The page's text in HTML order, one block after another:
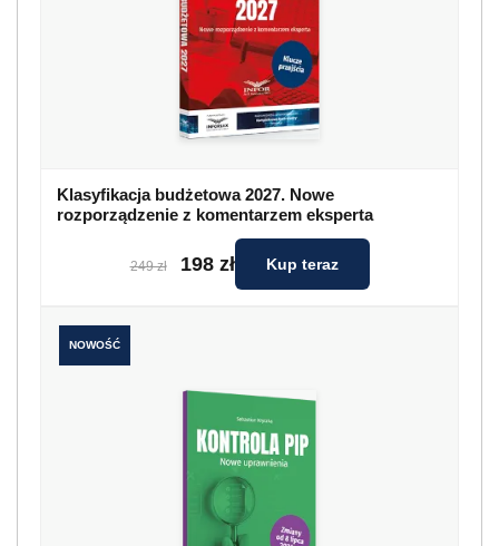
Klasyfikacja budżetowa 2027. Nowe
rozporządzenie z komentarzem eksperta
249 zł 198 zł Kup teraz
NOWOŚĆ